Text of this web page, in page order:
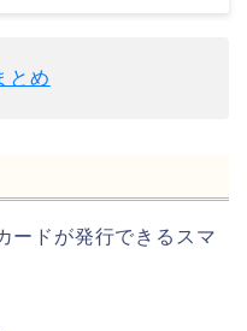
とめ
ードが発行できるスマ